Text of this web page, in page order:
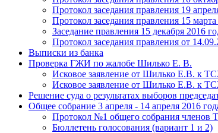
Протокол заседания правления 19
Протокол заседания правления 15
Заседание правления 15 декабря 2016
Протокол заседания правления от
Выписки из банка
Проверка ГЖИ по жалобе Шилько Е. В.
Исковое заявление от Шилько Е.В. к
Исковое заявление от Шилько Е.В. к
Решение суда о результатах выборов
Общее собрание 3 апреля - 14 апреля 2016
Протокол №1 общего собрания членов
Бюллетень голосования (вариант 1 и 2)